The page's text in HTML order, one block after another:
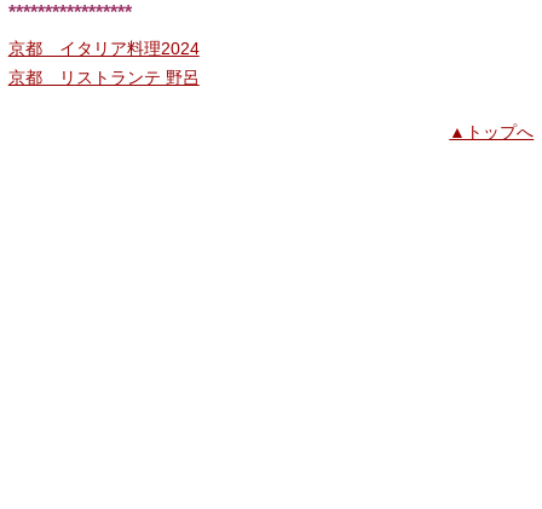
*****************
京都 イタリア料理2024
京都 リストランテ 野呂
▲トップへ